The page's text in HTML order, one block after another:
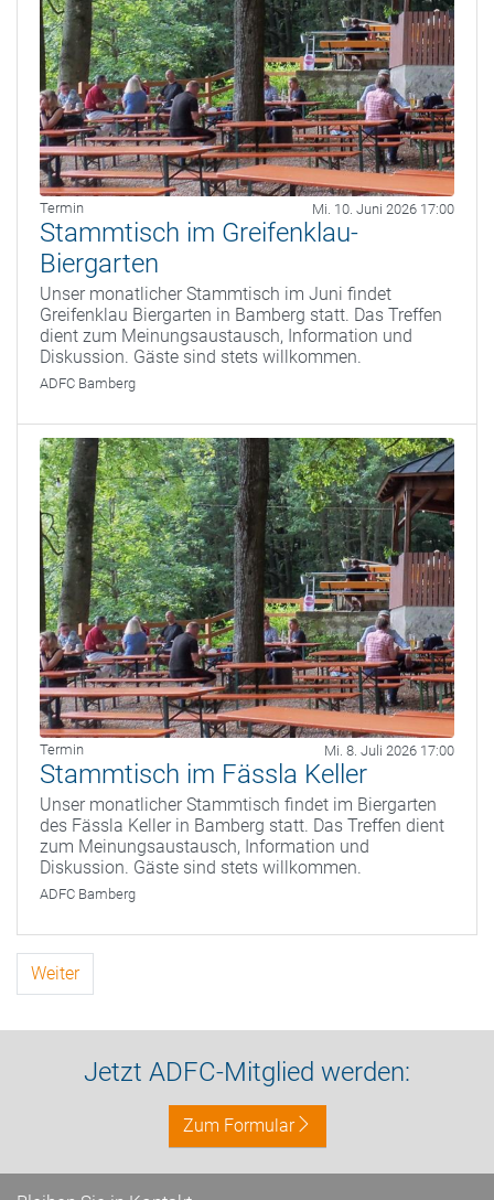
Termin Mi. 10. Juni 2026 17:00
Stammtisch im Greifenklau-
Biergarten
Unser monatlicher Stammtisch im Juni findet
Greifenklau Biergarten in Bamberg statt. Das Treffen
dient zum Meinungsaustausch, Information und
Diskussion. Gäste sind stets willkommen.
ADFC Bamberg
Termin Mi. 8. Juli 2026 17:00
Stammtisch im Fässla Keller
Unser monatlicher Stammtisch findet im Biergarten
des Fässla Keller in Bamberg statt. Das Treffen dient
zum Meinungsaustausch, Information und
Diskussion. Gäste sind stets willkommen.
ADFC Bamberg
Weiter
Jetzt ADFC-Mitglied werden:
Zum Formular